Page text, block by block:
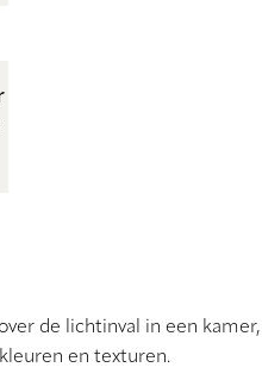
de lichtinval in een kamer,
en texturen.